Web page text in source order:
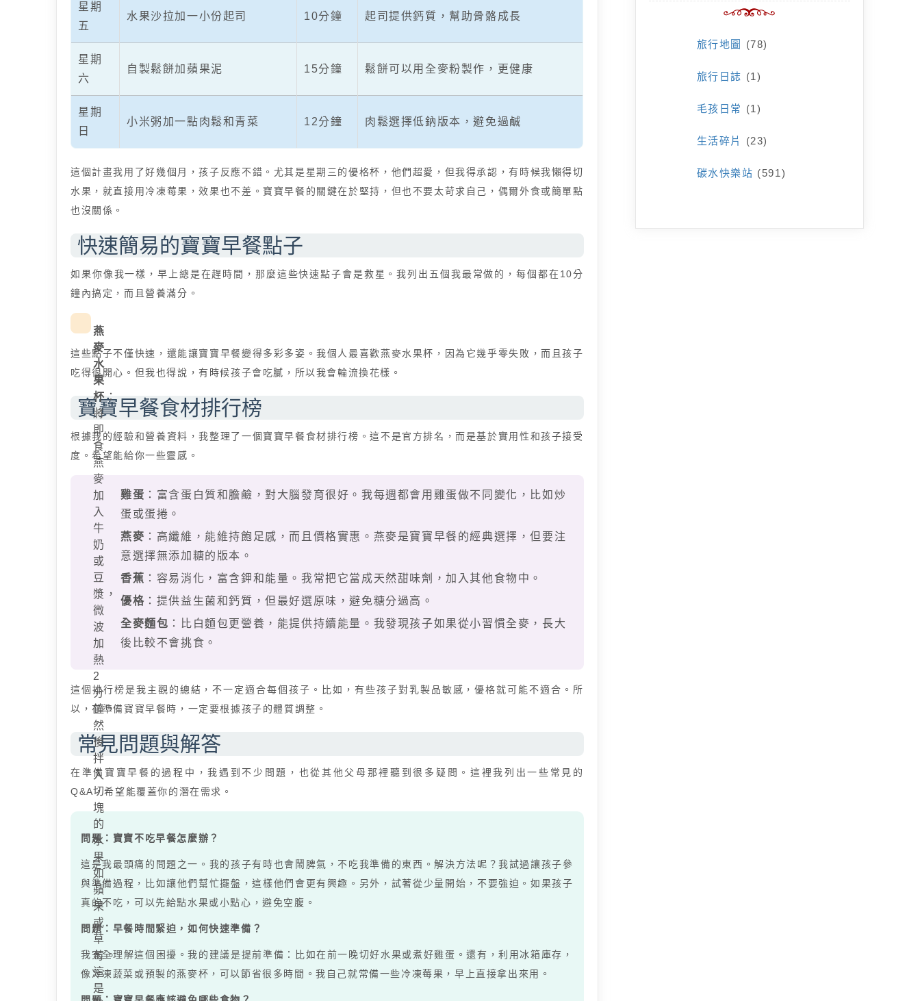
星期
五
水果沙拉加一小份起司 10分鐘 起司提供鈣質，幫助骨骼成長
星期
六
自製鬆餅加蘋果泥 15分鐘 鬆餅可以用全麥粉製作，更健康
星期
日
小米粥加一點肉鬆和青菜 12分鐘 肉鬆選擇低鈉版本，避免過鹹
這個計畫我用了好幾個月，孩子反應不錯。尤其是星期三的優格杯，他們超愛，但我得承認，有時候我懶得切
水果，就直接用冷凍莓果，效果也不差。寶寶早餐的關鍵在於堅持，但也不要太苛求自己，偶爾外食或簡單點
也沒關係。
快速簡易的寶寶早餐點子
如果你像我一樣，早上總是在趕時間，那麼這些快速點子會是救星。我列出五個我最常做的，每個都在10分
鐘內搞定，而且營養滿分。
燕
麥
水
果
杯：
將
即
食
燕
麥
加
入
牛
奶
或
豆
漿，
微
波
加
熱
2
分
鐘，
然
後
拌
入
切
塊
的
水
果
如
蘋
果
或
草
莓。
這
是
這些點子不僅快速，還能讓寶寶早餐變得多彩多姿。我個人最喜歡燕麥水果杯，因為它幾乎零失敗，而且孩子
吃得很開心。但我也得說，有時候孩子會吃膩，所以我會輪流換花樣。
寶寶早餐食材排行榜
根據我的經驗和營養資料，我整理了一個寶寶早餐食材排行榜。這不是官方排名，而是基於實用性和孩子接受
度。希望能給你一些靈感。
雞蛋 ：富含蛋白質和膽鹼，對大腦發育很好。我每週都會用雞蛋做不同變化，比如炒
蛋或蛋捲。
燕麥 ：高纖維，能維持飽足感，而且價格實惠。燕麥是寶寶早餐的經典選擇，但要注
意選擇無添加糖的版本。
香蕉 ：容易消化，富含鉀和能量。我常把它當成天然甜味劑，加入其他食物中。
優格 ：提供益生菌和鈣質，但最好選原味，避免糖分過高。
全麥麵包 ：比白麵包更營養，能提供持續能量。我發現孩子如果從小習慣全麥，長大
後比較不會挑食。
這個排行榜是我主觀的總結，不一定適合每個孩子。比如，有些孩子對乳製品敏感，優格就可能不適合。所
以，在準備寶寶早餐時，一定要根據孩子的體質調整。
常見問題與解答
在準備寶寶早餐的過程中，我遇到不少問題，也從其他父母那裡聽到很多疑問。這裡我列出一些常見的
Q&A，希望能覆蓋你的潛在需求。
問題：寶寶不吃早餐怎麼辦？
這是我最頭痛的問題之一。我的孩子有時也會鬧脾氣，不吃我準備的東西。解決方法呢？我試過讓孩子參
與準備過程，比如讓他們幫忙擺盤，這樣他們會更有興趣。另外，試著從少量開始，不要強迫。如果孩子
真的不吃，可以先給點水果或小點心，避免空腹。
問題：早餐時間緊迫，如何快速準備？
我完全理解這個困擾。我的建議是提前準備：比如在前一晚切好水果或煮好雞蛋。還有，利用冰箱庫存，
像冷凍蔬菜或預製的燕麥杯，可以節省很多時間。我自己就常備一些冷凍莓果，早上直接拿出來用。
旅行地圖 (78)
旅行日誌 (1)
毛孩日常 (1)
生活碎片 (23)
碳水快樂站 (591)